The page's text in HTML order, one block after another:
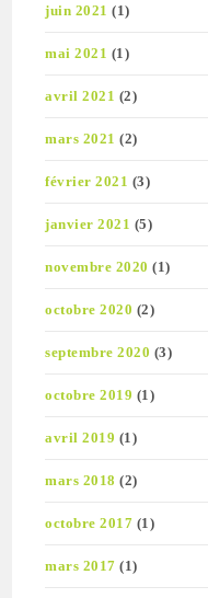
juin 2021 (1)
mai 2021 (1)
avril 2021 (2)
mars 2021 (2)
février 2021 (3)
janvier 2021 (5)
novembre 2020 (1)
octobre 2020 (2)
septembre 2020 (3)
octobre 2019 (1)
avril 2019 (1)
mars 2018 (2)
octobre 2017 (1)
mars 2017 (1)